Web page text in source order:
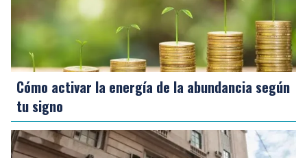
Cómo activar la energía de la abundancia según
tu signo